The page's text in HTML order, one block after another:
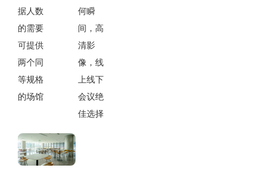
据人数
的需要
可提供
两个同
等规格
的场馆
何瞬
间，高
清影
像，线
上线下
会议绝
佳选择